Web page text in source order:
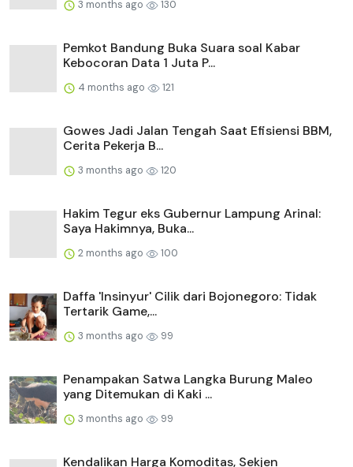
3 months ago 130
Pemkot Bandung Buka Suara soal Kabar
Kebocoran Data 1 Juta P...
4 months ago 121
Gowes Jadi Jalan Tengah Saat Efisiensi BBM,
Cerita Pekerja B...
3 months ago 120
Hakim Tegur eks Gubernur Lampung Arinal:
Saya Hakimnya, Buka...
2 months ago 100
Daffa 'Insinyur' Cilik dari Bojonegoro: Tidak
Tertarik Game,...
3 months ago 99
Penampakan Satwa Langka Burung Maleo
yang Ditemukan di Kaki ...
3 months ago 99
Kendalikan Harga Komoditas, Sekjen